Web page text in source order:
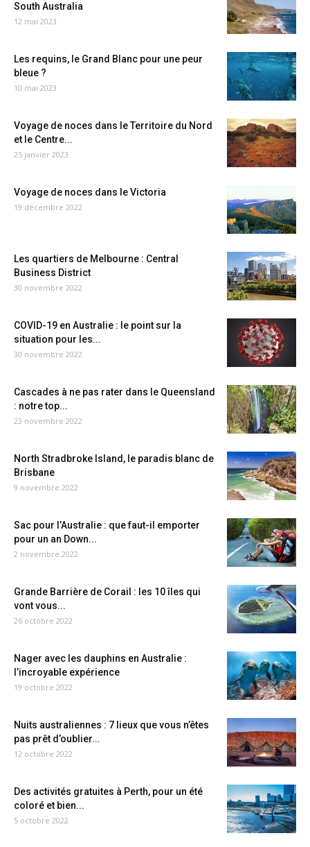
South Australia
12 mai 2023
Les requins, le Grand Blanc pour une peur
bleue ?
10 mai 2023
Voyage de noces dans le Territoire du Nord
et le Centre...
25 janvier 2023
Voyage de noces dans le Victoria
19 décembre 2022
Les quartiers de Melbourne : Central
Business District
30 novembre 2022
COVID-19 en Australie : le point sur la
situation pour les...
30 novembre 2022
Cascades à ne pas rater dans le Queensland
: notre top...
23 novembre 2022
North Stradbroke Island, le paradis blanc de
Brisbane
9 novembre 2022
Sac pour l’Australie : que faut-il emporter
pour un an Down...
2 novembre 2022
Grande Barrière de Corail : les 10 îles qui
vont vous...
26 octobre 2022
Nager avec les dauphins en Australie :
l’incroyable expérience
19 octobre 2022
Nuits australiennes : 7 lieux que vous n’êtes
pas prêt d’oublier...
12 octobre 2022
Des activités gratuites à Perth, pour un été
coloré et bien...
5 octobre 2022